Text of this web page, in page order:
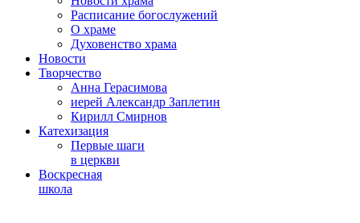
Расписание богослужений
О храме
Духовенство храма
Новости
Творчество
Анна Герасимова
иерей Александр Заплетин
Кирилл Смирнов
Катехизация
Первые шаги
в церкви
Воскресная
школа